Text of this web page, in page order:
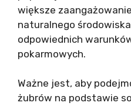
większe
naturalnego
odpowiednich
pokarmowych.
Ważne jest, aby
żubrów na podstawie